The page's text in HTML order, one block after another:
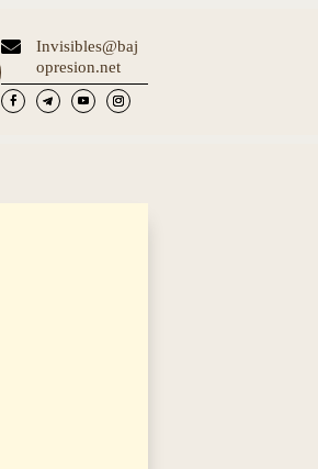

Invisibles@baj
opresion.net